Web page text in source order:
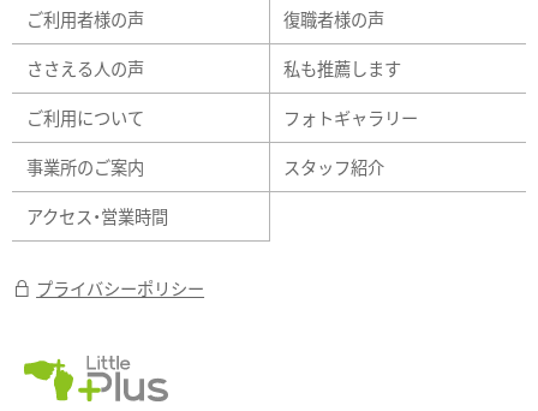
ご利用者様の声
復職者様の声
ささえる人の声
私も推薦します
ご利用について
フォトギャラリー
事業所のご案内
スタッフ紹介
アクセス・営業時間
プライバシーポリシー